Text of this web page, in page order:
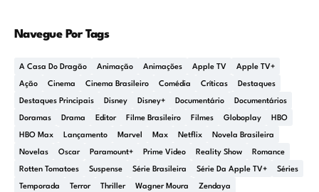
Navegue Por Tags
A Casa Do Dragão Animação Animações Apple TV Apple TV+
Ação Cinema Cinema Brasileiro Comédia Críticas Destaques
Destaques Principais Disney Disney+ Documentário Documentários
Doramas Drama Editor Filme Brasileiro Filmes Globoplay HBO
HBO Max Lançamento Marvel Max Netflix Novela Brasileira
Novelas Oscar Paramount+ Prime Video Reality Show Romance
Rotten Tomatoes Suspense Série Brasileira Série Da Apple TV+ Séries
Temporada Terror Thriller Wagner Moura Zendaya